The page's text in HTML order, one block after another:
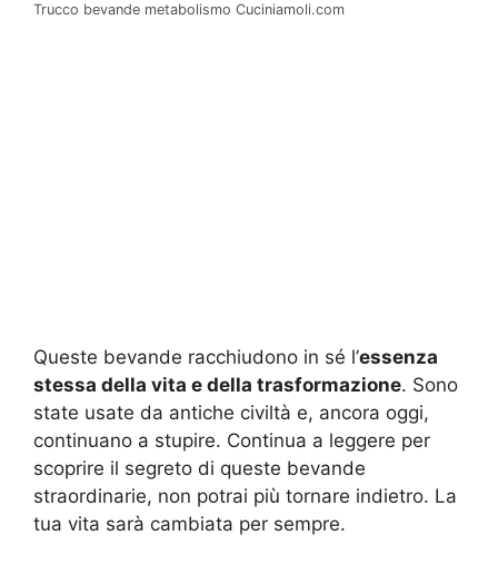
Trucco bevande metabolismo Cuciniamoli.com
Queste bevande racchiudono in sé l’essenza
stessa della vita e della trasformazione. Sono
state usate da antiche civiltà e, ancora oggi,
continuano a stupire. Continua a leggere per
scoprire il segreto di queste bevande
straordinarie, non potrai più tornare indietro. La
tua vita sarà cambiata per sempre.